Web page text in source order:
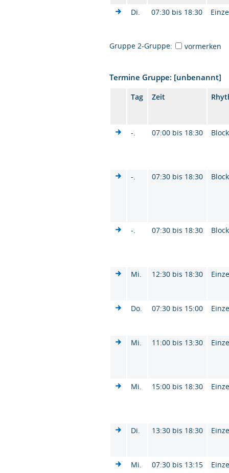
Di. 07:30 bis 18:30
Gruppe 2-Gruppe: vormerken
Termine Gruppe: [unbenannt]
Tag Zeit
-. 07:00 bis 18:30 Block
-. 07:30 bis 18:30 Block
-. 07:30 bis 18:30 Block
Mi. 12:30 bis 18:30
Do. 07:30 bis 15:00
Mi. 11:00 bis 13:30
Mi. 15:00 bis 18:30
Di. 13:30 bis 18:30
Mi. 07:30 bis 13:15